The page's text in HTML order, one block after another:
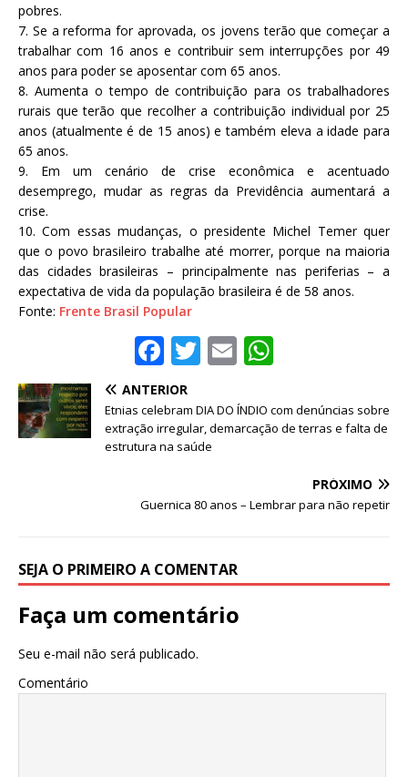
pobres.
7. Se a reforma for aprovada, os jovens terão que começar a
trabalhar com 16 anos e contribuir sem interrupções por 49
anos para poder se aposentar com 65 anos.
8. Aumenta o tempo de contribuição para os trabalhadores
rurais que terão que recolher a contribuição individual por 25
anos (atualmente é de 15 anos) e também eleva a idade para
65 anos.
9. Em um cenário de crise econômica e acentuado
desemprego, mudar as regras da Previdência aumentará a
crise.
10. Com essas mudanças, o presidente Michel Temer quer
que o povo brasileiro trabalhe até morrer, porque na maioria
das cidades brasileiras – principalmente nas periferias – a
expectativa de vida da população brasileira é de 58 anos.
Fonte: Frente Brasil Popular
F
a
c
e
o
k
T
it
te
E
ai
l
at
s
p
ANTERIOR
Etnias celebram DIA DO ÍNDIO com denúncias sobre
extração irregular, demarcação de terras e falta de
estrutura na saúde
PRÓXIMO
Guernica 80 anos – Lembrar para não repetir
SEJA O PRIMEIRO A COMENTAR
Faça um comentário
Seu e-mail não será publicado.
Comentário